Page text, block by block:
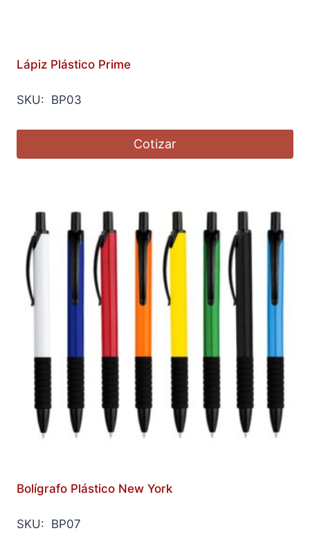
Lápiz Plástico Prime
SKU: BP03
Cotizar
Bolígrafo Plástico New York
SKU: BP07